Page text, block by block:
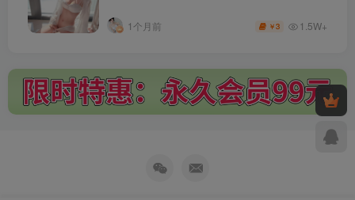
1个月前 ￥3 1.5W+